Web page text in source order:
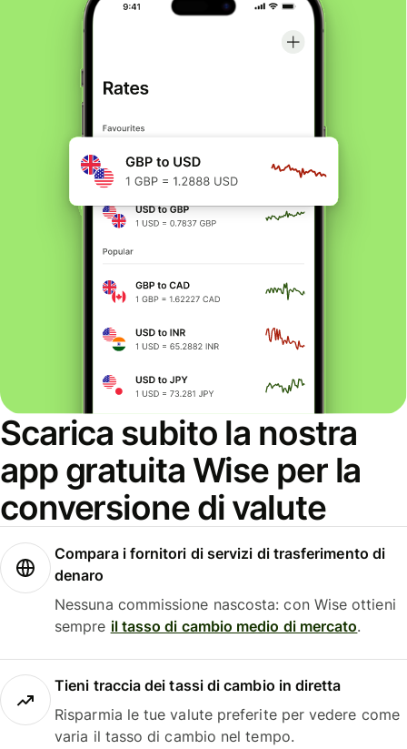
Scarica subito la nostra
app gratuita Wise per la
conversione di valute
Compara i fornitori di servizi di trasferimento di
denaro
Nessuna commissione nascosta: con Wise ottieni
sempre il tasso di cambio medio di mercato.
Tieni traccia dei tassi di cambio in diretta
Risparmia le tue valute preferite per vedere come
varia il tasso di cambio nel tempo.